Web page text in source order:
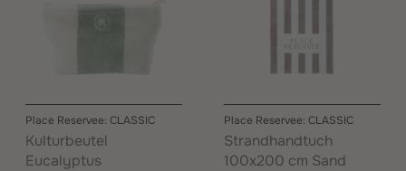
Place Reservee: CLASSIC
Kulturbeutel
Eucalyptus
Place Reservee: CLASSIC
Strandhandtuch
100x200 cm Sand